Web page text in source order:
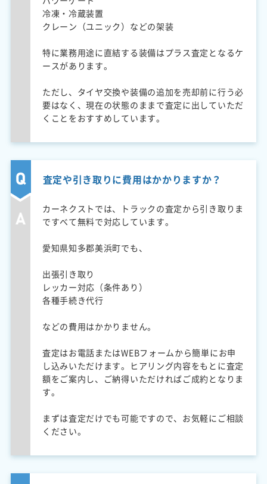
冷凍・冷蔵装置
クレーン（ユニック）などの架装
特に業務用途に直結する装備はプラス査定となるケ
ースがあります。
ただし、タイヤ交換や装備の追加を売却前に行う必
要はなく、現在の状態のままで査定に出していただ
くことをおすすめしています。
査定や引き取りに費用はかかりますか？
カーネクストでは、トラックの査定から引き取りま
ですべて無料で対応しています。
愛知県知多郡美浜町でも、
出張引き取り
レッカー対応（条件あり）
各種手続き代行
などの費用はかかりません。
査定はお電話またはWEBフォームから簡単にお申
し込みいただけます。ヒアリング内容をもとに査定
額をご案内し、ご納得いただければご成約となりま
す。
まずは査定だけでも可能ですので、お気軽にご相談
ください。